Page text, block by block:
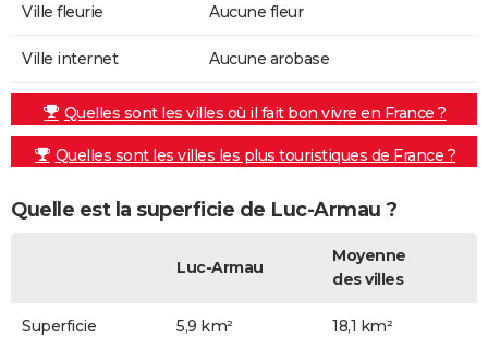
Ville fleurie Aucune fleur
Ville internet Aucune arobase
Quelles sont les villes où il fait bon vivre en France ?
Quelles sont les villes les plus touristiques de France ?
Quelle est la superficie de Luc-Armau ?
Luc-Armau
Moyenne
des villes
Superficie
5,9 km² 18,1 km²